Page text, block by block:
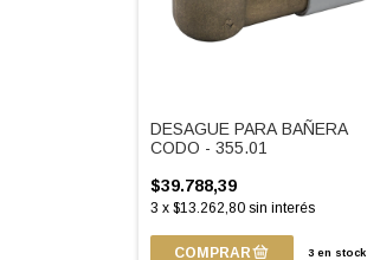
DESAGUE PARA BAÑERA
CODO - 355.01
$39.788,39
3 x $13.262,80 sin interés
3en stock